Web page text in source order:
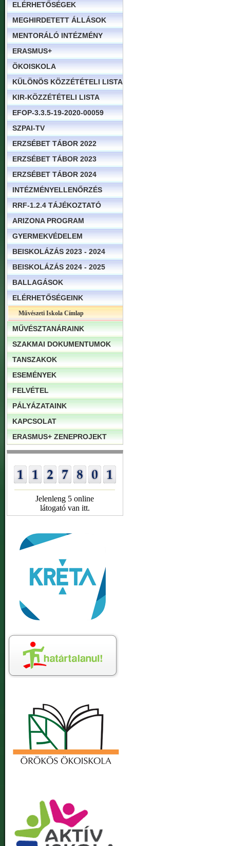
ELÉRHETŐSÉGEK
MEGHIRDETETT ÁLLÁSOK
MENTORÁLÓ INTÉZMÉNY
ERASMUS+
ÖKOISKOLA
KÜLÖNÖS KÖZZÉTÉTELI LISTA
KIR-KÖZZÉTÉTELI LISTA
EFOP-3.3.5-19-2020-00059
SZPAI-TV
ERZSÉBET TÁBOR 2022
ERZSÉBET TÁBOR 2023
ERZSÉBET TÁBOR 2024
INTÉZMÉNYELLENŐRZÉS
RRF-1.2.4 TÁJÉKOZTATÓ
ARIZONA PROGRAM
GYERMEKVÉDELEM
BEISKOLÁZÁS 2023 - 2024
BEISKOLÁZÁS 2024 - 2025
BALLAGÁSOK
ELÉRHETŐSÉGEINK
Művészeti Iskola Címlap
MŰVÉSZTANÁRAINK
SZAKMAI DOKUMENTUMOK
TANSZAKOK
ESEMÉNYEK
FELVÉTEL
PÁLYÁZATAINK
KAPCSOLAT
ERASMUS+ ZENEPROJEKT
Jelenleng 5 online
látogató van itt.